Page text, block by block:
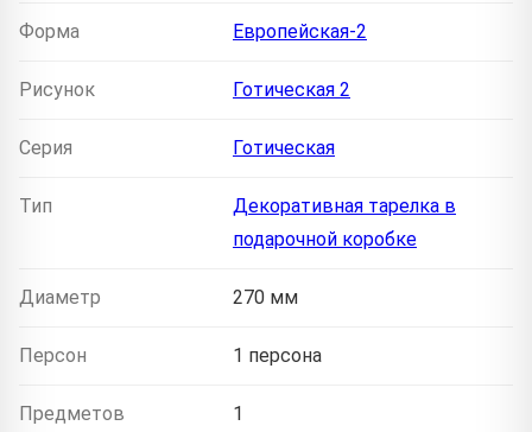
Форма Европейская-2
Рисунок Готическая 2
Серия Готическая
Тип
Декоративная тарелка в
подарочной коробке
Диаметр 270 мм
Персон 1 персона
Предметов 1